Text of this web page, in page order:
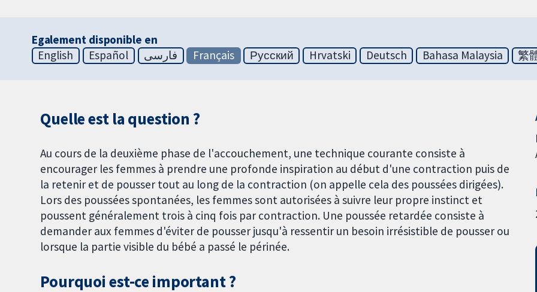
Egalement disponible en
English
Español فارسی Français Русский Hrvatski Deutsch Bahasa Malaysia 繁
Quelle est la question ?
Au cours de la deuxième phase de l'accouchement, une technique courante consiste à
encourager les femmes à prendre une profonde inspiration au début d'une contraction puis de
la retenir et de pousser tout au long de la contraction (on appelle cela des poussées dirigées).
Lors des poussées spontanées, les femmes sont autorisées à suivre leur propre instinct et
poussent généralement trois à cinq fois par contraction. Une poussée retardée consiste à
demander aux femmes d'éviter de pousser jusqu'à ressentir un besoin irrésistible de pousser ou
lorsque la partie visible du bébé a passé le périnée.
Pourquoi est-ce important ?